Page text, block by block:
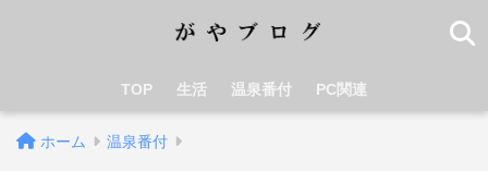
TOP 生活 温泉番付 PC関連
ホーム 温泉番付